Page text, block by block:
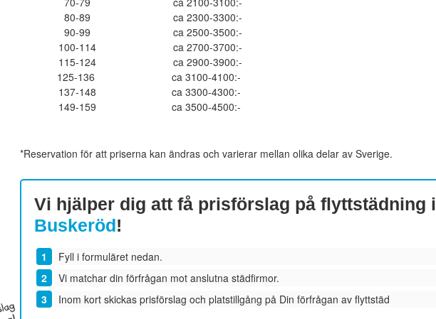
80-89
ca 2300-3300:-
90-99
ca 2500-3500:-
100-114
ca 2700-3700:-
115-124
ca 2900-3900:-
125-136
ca 3100-4100:-
137-148
ca 3300-4300:-
149-159
ca 3500-4500:-
*Reservation för att priserna kan ändras och varierar mellan olika delar av Sverige.
Vi hjälper dig att få prisförslag på flyttstädning i
Buskeröd!
Fyll i formuläret nedan.
Vi matchar din förfrågan mot anslutna städfirmor.
Inom kort skickas prisförslag och platstillgång på Din förfrågan av flyttstäd